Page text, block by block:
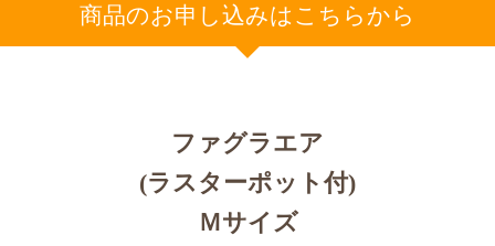
商品のお申し込みはこちらから
ファグラエア
(ラスターポット付)
Ｍサイズ